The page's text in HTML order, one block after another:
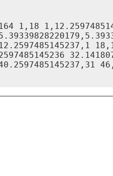
1,18